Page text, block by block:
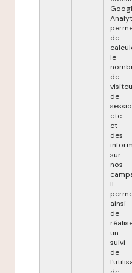
de
le
de
de
etc.
et
des
sur
nos
Il
ainsi
de
un
suivi
de